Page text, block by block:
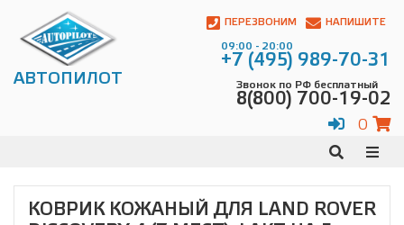
АВТОПИЛОТ
ПЕРЕЗВОНИМ НАПИШИТЕ
09:00 - 20:00
+7 (495) 989-70-31
Звонок по РФ бесплатный
8(800) 700-19-02
0
КОВРИК КОЖАНЫЙ ДЛЯ LAND ROVER
Контакты:
Адрес:
Чагинская
700-